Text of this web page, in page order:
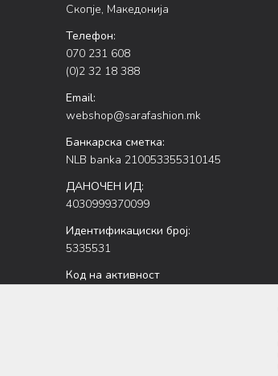
Скопје, Македонија
Телефон:
070 231 608
(0)2 32 18 388
Email:
webshop@sarafashion.mk
Банкарска сметка:
NLB banka 210053355310145
ДАНОЧЕН ИД:
4030999370099
Идентификациски број:
5335531
Код на активност